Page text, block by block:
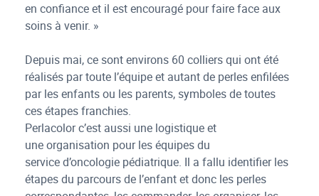
en confiance et il est encouragé pour faire face aux
soins à venir. »
Depuis mai, ce sont environs 60 colliers qui ont été
réalisés par toute l’équipe et autant de perles enfilées
par les enfants ou les parents, symboles de toutes
ces étapes franchies.
Perlacolor c’est aussi une logistique et
une organisation pour les équipes du
service d’oncologie pédiatrique. Il a fallu identifier les
étapes du parcours de l’enfant et donc les perles